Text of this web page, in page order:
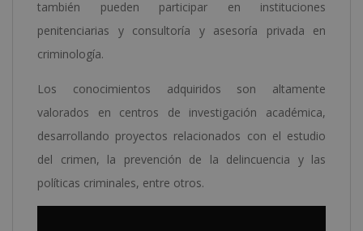
también pueden participar en instituciones
penitenciarias y consultoría y asesoría privada en
criminología.
Los conocimientos adquiridos son altamente
valorados en centros de investigación académica,
desarrollando proyectos relacionados con el estudio
del crimen, la prevención de la delincuencia y las
políticas criminales, entre otros.